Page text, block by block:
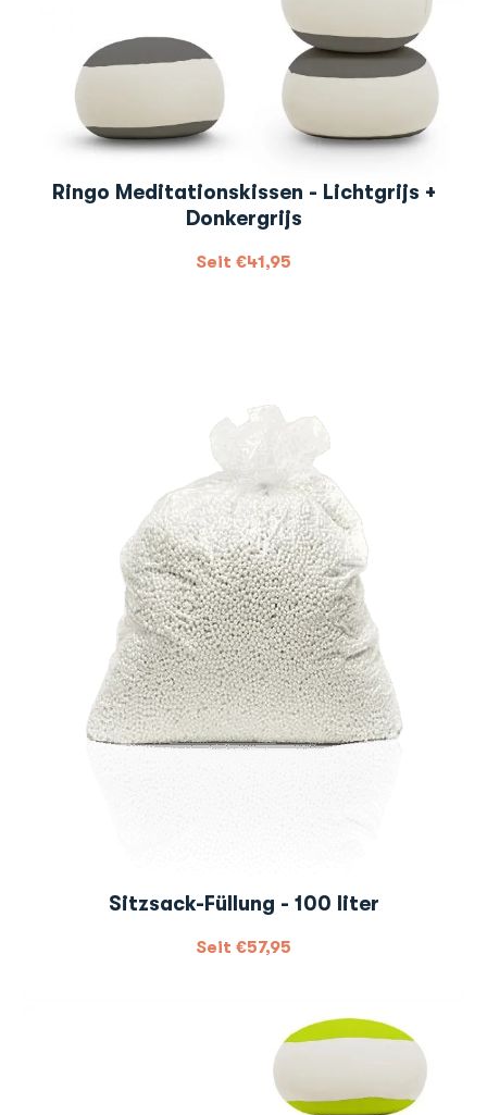
Ringo Meditationskissen - Lichtgrijs +
Donkergrijs
Seit €41,95
Sitzsack-Füllung - 100 liter
Seit €57,95